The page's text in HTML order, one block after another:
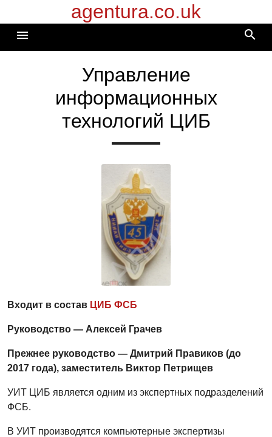
к
содержимому
agentura.co.uk
menu search
Управление
информационных
технологий ЦИБ
Входит в состав ЦИБ ФСБ
Руководство — Алексей Грачев
Прежнее руководство — Дмитрий Правиков (до
2017 года), заместитель Виктор Петрищев
УИТ ЦИБ является одним из экспертных подразделений
ФСБ.
В УИТ производятся компьютерные экспертизы